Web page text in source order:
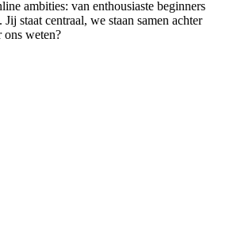
ambities: van enthousiaste beginners
staat centraal, we staan samen achter
weten?